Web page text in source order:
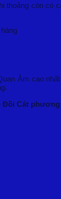
thoảng còn có
Âm cao
Đồi Cát phương